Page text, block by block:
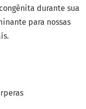
durante sua
para nossas